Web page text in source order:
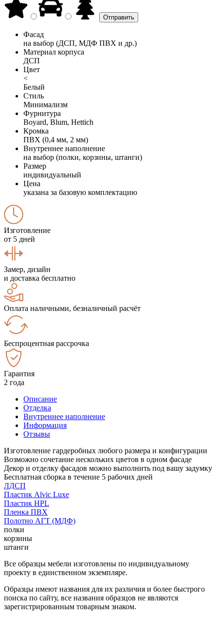
Фасад
на выбор (ДСП, МДФ ПВХ и др.)
Материал корпуса
ДСП
Цвет
<
Белый
Стиль
Минимализм
Фурнитура
Boyard, Blum, Hettich
Кромка
ПВХ (0,4 мм, 2 мм)
Внутреннее наполнение
на выбор (полки, корзины, штанги)
Размер
индивидуальный
Цена
указана за базовую комплектацию
Изготовление
от 5 дней
Замер, дизайн
и доставка бесплатно
Оплата наличными, безналичный расчёт
Беспроцентная рассрочка
Гарантия
2 года
Описание
Отделка
Внутреннее наполнение
Информация
Отзывы
Изготовление гардеробных любого размера и конфигурации
Возможно сочетание нескольких цветов в одном фасаде
Декор и отделку фасадов можно выполнить под вашу задумку
Бесплатная сборка в течение 5 рабочих дней
ЛДСП
Пластик Alvic Luxe
Пластик HPL
Пленка ПВХ
Полотно АГТ (МДФ)
полки
корзины
штанги
Все образцы мебели изготовлены по индивидуальному
проекту в единственном экземпляре.
Образцы имеют названия для их различия и более быстрого
поиска по сайту, все названия образцов не являются
зарегистрированным товарным знаком.